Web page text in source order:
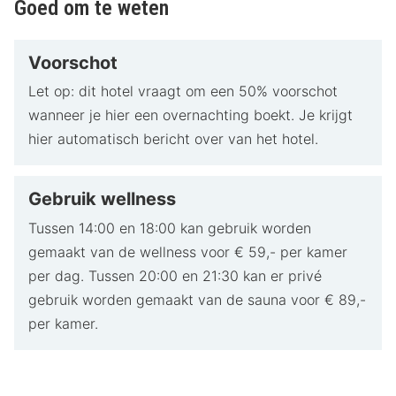
Goed om te weten
Voorschot
Let op: dit hotel vraagt om een 50% voorschot
wanneer je hier een overnachting boekt. Je krijgt
hier automatisch bericht over van het hotel.
Gebruik wellness
Tussen 14:00 en 18:00 kan gebruik worden
gemaakt van de wellness voor € 59,- per kamer
per dag. Tussen 20:00 en 21:30 kan er privé
gebruik worden gemaakt van de sauna voor € 89,-
per kamer.